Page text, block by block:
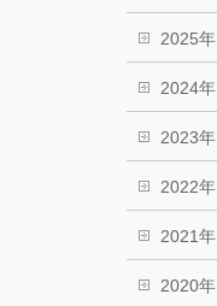
2025年
2024年
2023年
2022年
2021年
2020年